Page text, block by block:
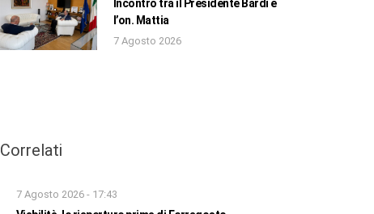
Incontro tra il Presidente Bardi e
l’on. Mattia
7 Agosto 2026
Correlati
7 Agosto 2026 - 17:43